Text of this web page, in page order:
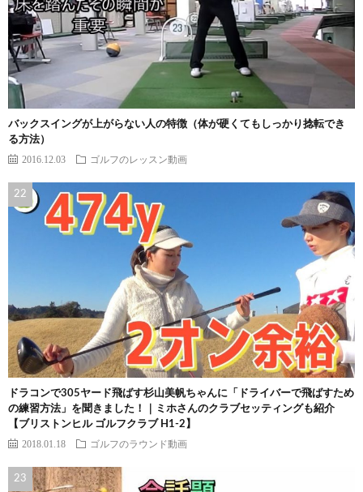
バックスイングが上がらない人の特徴（体が硬くてもしっかり捻転でき
る方法）
2016.12.03 ゴルフのレッスン動画
ドラコンで305ヤード飛ばす杉山美帆ちゃんに「ドライバーで飛ばすため
の練習方法」を聞きました！｜ミホさんのクラブセッティングも紹介
【ブリストンヒル ゴルフクラブ H1-2】
2018.01.18 ゴルフのラウンド動画